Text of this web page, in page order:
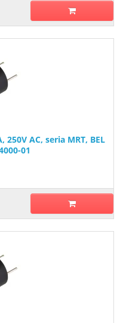
AC, seria MRT, BEL
01